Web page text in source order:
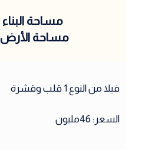
مساحة البناء 313م
مساحة الأرض 420م
فيلا من النوع 1 قلب وقشرة
السعر: 46مليون